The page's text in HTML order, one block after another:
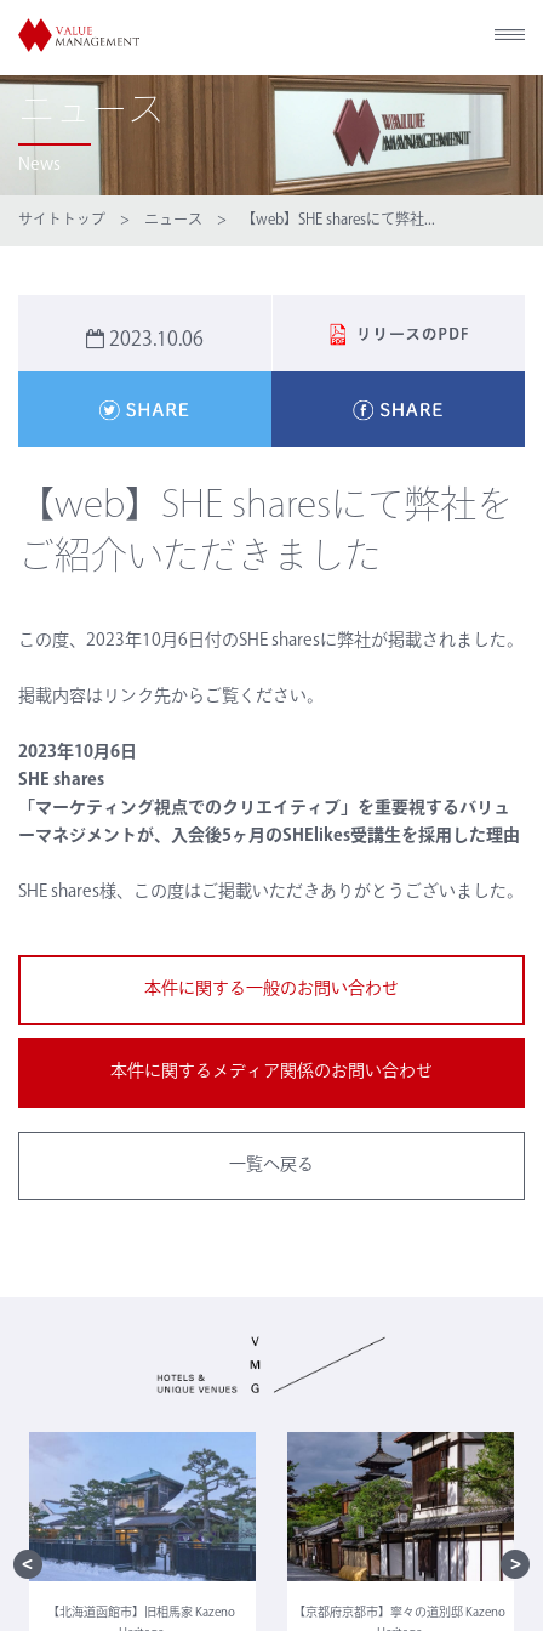
ニュース
News
サイトトップ > ニュース > 【web】SHE sharesにて弊社...
2023.10.06
【web】SHE sharesにて弊社を
ご紹介いただきました
この度、2023年10月6日付のSHE sharesに弊社が掲載されました。
掲載内容はリンク先からご覧ください。
2023年10月6日
SHE shares
「マーケティング視点でのクリエイティブ」を重要視するバリュ
ーマネジメントが、入会後5ヶ月のSHElikes受講生を採用した理由
SHE shares様、この度はご掲載いただきありがとうございました。
本件に関する一般のお問い合わせ
本件に関するメディア関係のお問い合わせ
一覧へ戻る
【北海道函館市】旧相馬家 Kazeno
【京都府京都市】寧々の道別邸 Kazeno